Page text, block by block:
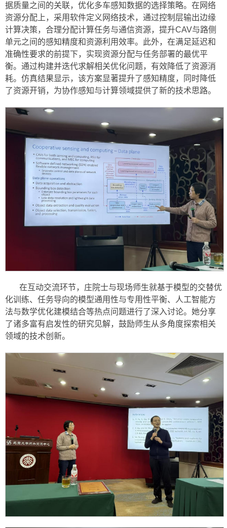
据质量之间的关联，优化多车感知数据的选择策略。在网络
资源分配上，采用软件定义网络技术，通过控制层输出边缘
计算决策，合理分配计算任务与通信资源，提升CAV与路侧
单元之间的感知精度和资源利用效率。此外，在满足延迟和
准确性要求的前提下，实现资源分配与任务部署的最优平
衡。通过构建并迭代求解相关优化问题，有效降低了资源消
耗。仿真结果显示，该方案显著提升了感知精度，同时降低
了资源开销，为协作感知与计算领域提供了新的技术思路。
在互动交流环节，庄院士与现场师生就基于模型的交替优
化训练、任务导向的模型通用性与专用性平衡、人工智能方
法与数学优化建模结合等热点问题进行了深入讨论。她分享
了诸多富有启发性的研究见解，鼓励师生从多角度探索相关
领域的技术创新。